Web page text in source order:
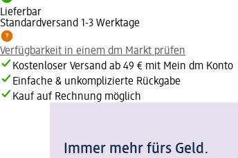
Lieferbar
Standardversand 1-3 Werktage
Verfügbarkeit in einem dm Markt prüfen
Kostenloser Versand ab 49 € mit Mein dm Konto
Einfache & unkomplizierte Rückgabe
Kauf auf Rechnung möglich
Immer mehr fürs Geld.